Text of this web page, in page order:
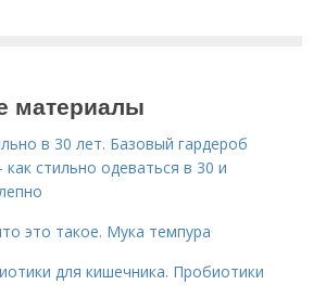
материалы
в 30 лет. Базовый гардероб
как стильно одеваться в 30 и
это такое. Мука темпура
для кишечника. Пробиотики